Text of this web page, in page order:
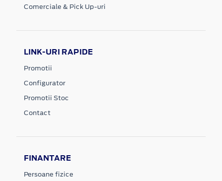
Comerciale & Pick Up-uri
LINK-URI RAPIDE
Promotii
Configurator
Promotii Stoc
Contact
FINANTARE
Persoane fizice